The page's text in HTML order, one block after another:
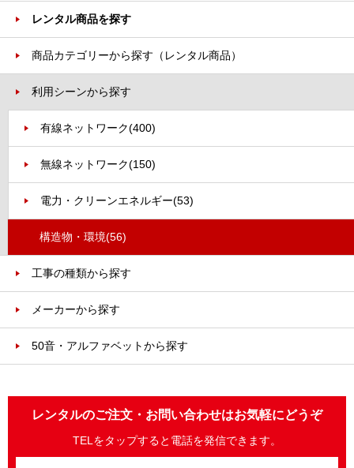
レンタル商品を探す
商品カテゴリーから探す（レンタル商品）
利用シーンから探す
有線ネットワーク(400)
無線ネットワーク(150)
電力・クリーンエネルギー(53)
構造物・環境(56)
工事の種類から探す
メーカーから探す
50音・アルファベットから探す
レンタルのご注文・お問い合わせはお気軽にどうぞ
TELをタップすると電話を発信できます。